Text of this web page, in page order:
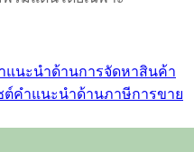
แนะนำด้านการจัดหาสินค้า
ต์คำแนะนำด้านภาษีการขาย